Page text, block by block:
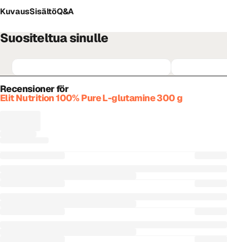
KuvausSisältöQ&A
Suositeltua sinulle
Recensioner för
Elit Nutrition 100% Pure L-glutamine 300 g